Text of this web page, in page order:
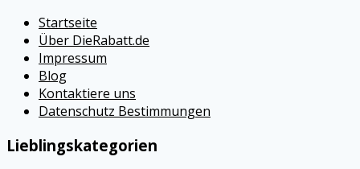
Startseite
Über DieRabatt.de
Impressum
Blog
Kontaktiere uns
Datenschutz Bestimmungen
Lieblingskategorien